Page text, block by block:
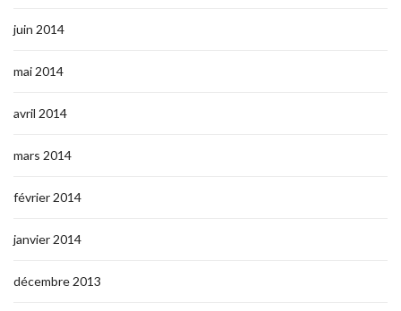
juin 2014
mai 2014
avril 2014
mars 2014
février 2014
janvier 2014
décembre 2013